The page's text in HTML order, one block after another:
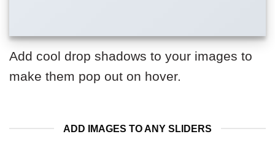
Add cool drop shadows to your images to
make them pop out on hover.
ADD IMAGES TO ANY SLIDERS